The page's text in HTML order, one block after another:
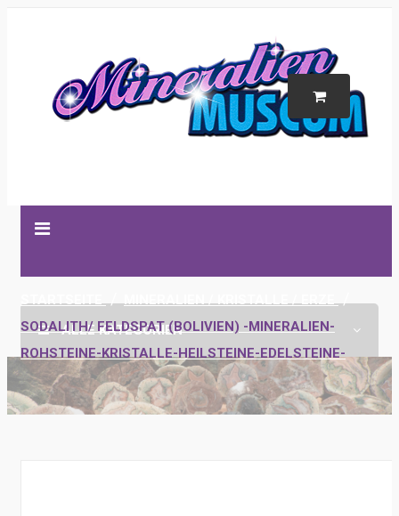
ALLE KATEGORIEN
STARTSEITE
MINERALIEN / KRISTALLE / ERZE
SODALITH/ FELDSPAT (BOLIVIEN) -MINERALIEN-
ROHSTEINE-KRISTALLE-HEILSTEINE-EDELSTEINE-